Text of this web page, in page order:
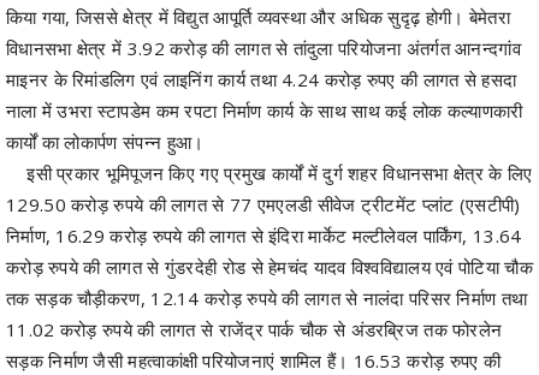
किया गया, जिससे क्षेत्र में विद्युत आपूर्ति व्यवस्था और अधिक सुदृढ़ होगी। बेमेतरा
विधानसभा क्षेत्र में 3.92 करोड़ की लागत से तांदुला परियोजना अंतर्गत आनन्दगांव
माइनर के रिमांडलिग एवं लाइनिंग कार्य तथा 4.24 करोड़ रुपए की लागत से हसदा
नाला में उभरा स्टापडेम कम रपटा निर्माण कार्य के साथ साथ कई लोक कल्याणकारी
कार्यों का लोकार्पण संपन्न हुआ।
इसी प्रकार भूमिपूजन किए गए प्रमुख कार्यों में दुर्ग शहर विधानसभा क्षेत्र के लिए
129.50 करोड़ रुपये की लागत से 77 एमएलडी सीवेज ट्रीटमेंट प्लांट (एसटीपी)
निर्माण, 16.29 करोड़ रुपये की लागत से इंदिरा मार्केट मल्टीलेवल पार्किंग, 13.64
करोड़ रुपये की लागत से गुंडरदेही रोड से हेमचंद यादव विश्वविद्यालय एवं पोटिया चौक
तक सड़क चौड़ीकरण, 12.14 करोड़ रुपये की लागत से नालंदा परिसर निर्माण तथा
11.02 करोड़ रुपये की लागत से राजेंद्र पार्क चौक से अंडरब्रिज तक फोरलेन
सड़क निर्माण जैसी महत्वाकांक्षी परियोजनाएं शामिल हैं। 16.53 करोड़ रुपए की